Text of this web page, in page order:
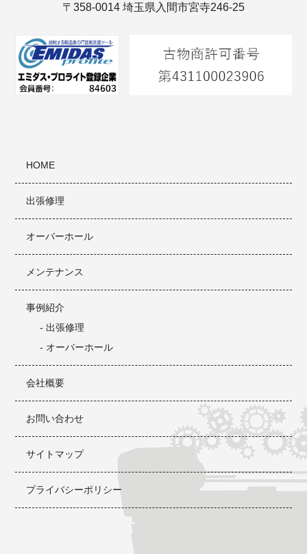
〒358-0014 埼玉県入間市宮寺246-25
HOME
出張修理
オーバーホール
メンテナンス
事例紹介
- 出張修理
- オーバーホール
会社概要
お問い合わせ
サイトマップ
プライバシーポリシー